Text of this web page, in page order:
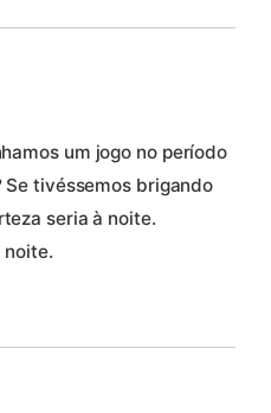
um jogo no período
tivéssemos brigando
seria à noite.
noite.